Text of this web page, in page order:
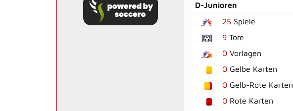
D-Junioren
25 Spiele
9 Tore
0 Vorlagen
0 Gelbe Karten
0 Gelb-Rote Karten
0 Rote Karten